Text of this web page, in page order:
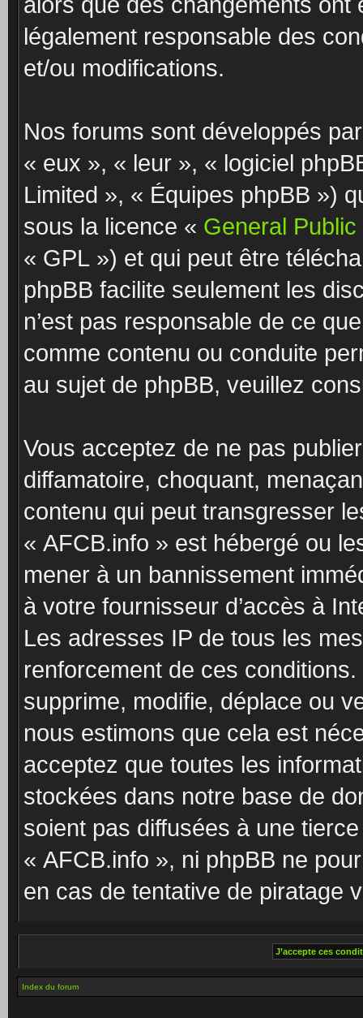
légalement responsable des
et/ou modifications.
Nos forums sont développés
« eux », « leur », « logiciel
Limited », « Équipes phpBB »)
sous la licence « General
« GPL ») et qui peut être
phpBB facilite seulement les
n’est pas responsable de ce
comme contenu ou conduite
au sujet de phpBB, veuillez
Vous acceptez de ne pas
diffamatoire, choquant,
contenu qui peut transgresser
« AFCB.info » est hébergé ou
mener à un bannissement
à votre fournisseur d’accès à
Les adresses IP de tous les
renforcement de ces
supprime, modifie, déplace ou
nous estimons que cela est
acceptez que toutes les
stockées dans notre base de
soient pas diffusées à une
« AFCB.info », ni phpBB ne
en cas de tentative de piratage
Index du forum